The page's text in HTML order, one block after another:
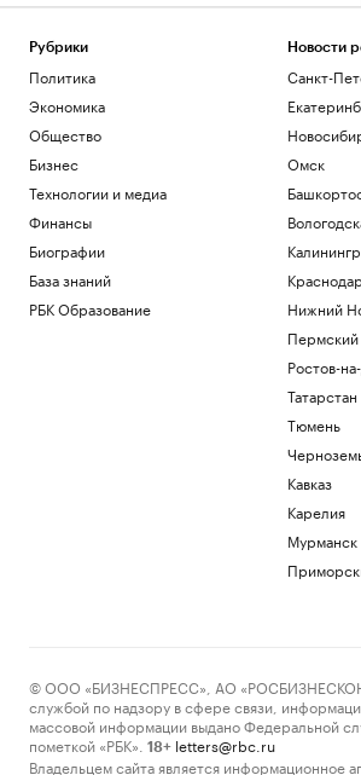
Общество
Отличия бензина классов Евро-2,
Евро-3, Евро-4 и Евро-5. Видео РБК
Общество
Генсек ООН осудил атаки украинских
беспилотников на регионы России
Политика
аэродрома до города в городе
РБК и Stone
Футболисты «Сочи» из-за закрытия
аэропорта не смогли вылететь на матч
Винисиус продлил контракт с «Реалом»
на фоне слухов об уходе в «Арсенал»
Российский прыгун в воду взял второе
Рубрики
Политика
Экономика
Общество
Бизнес
Технологии и медиа
Финансы
Биографии
База знаний
РБК Образование
Новости
Санкт-
Омск
Нижний
Пермский
Ростов-
Татарстан
Тюмень
Кавказ
Карелия
Мурманск
© ООО «БИЗНЕСПРЕСС», АО
службой по надзору в сфере связи,
массовой информации выдано Федеральной
пометкой «РБК».
18+ letters@rbc.ru
Владельцем сайта является информационное